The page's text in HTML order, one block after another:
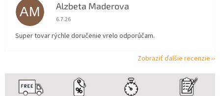
AM Alzbeta Maderova
Hodnotenie obchodu je 5 z 5 hviezdičiek.
6.7.26
Super tovar rýchle doručenie vrelo odporúčam.
Zobraziť ďalšie recenzie